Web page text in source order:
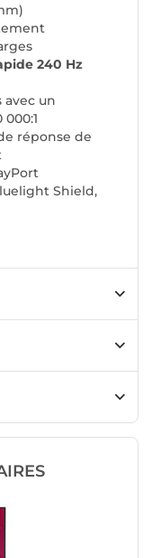
240 Hz
avec un
réponse de
Shield,